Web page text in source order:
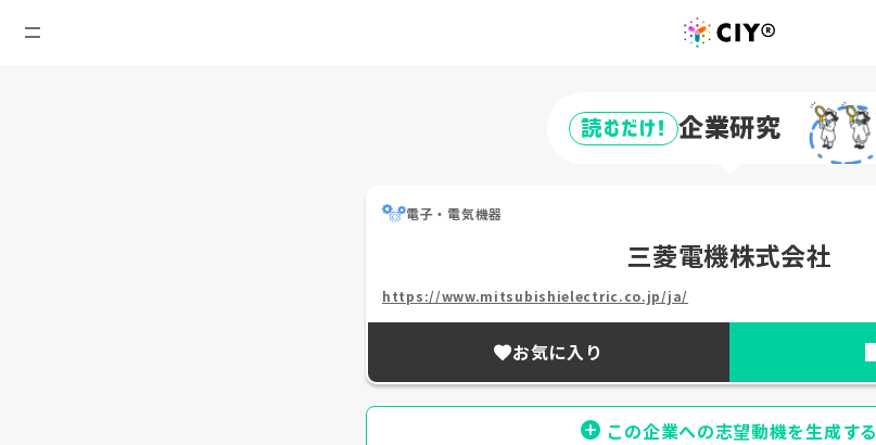
読むだけ! 企業研究
電子・電気機器
三菱電機株式会社
https://www.mitsubishielectric.co.jp/ja/
お気に入り
この企業への志望動機を生成する